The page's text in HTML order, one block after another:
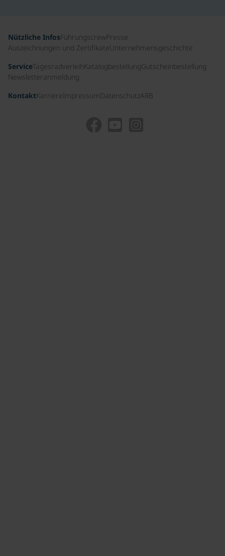
Nützliche InfosFührungscrewPresse
Auszeichnungen und ZertifikateUnternehmensgeschichte
ServiceTagesradverleihKatalogbestellungGutscheinbestellung
Newsletteranmeldung
KontaktKarriereImpressum DatenschutzARB